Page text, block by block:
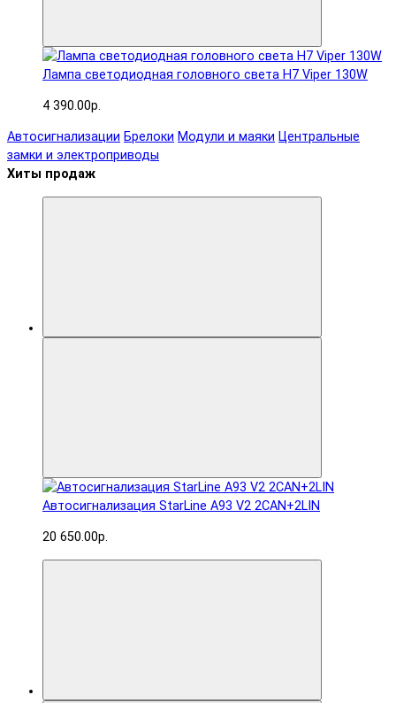
Лампа светодиодная головного света H7 Viper 130W
4 390.00р.
Автосигнализации Брелоки Модули и маяки Центральные
замки и электроприводы
Хиты продаж
Автосигнализация StarLine A93 V2 2CAN+2LIN
20 650.00р.